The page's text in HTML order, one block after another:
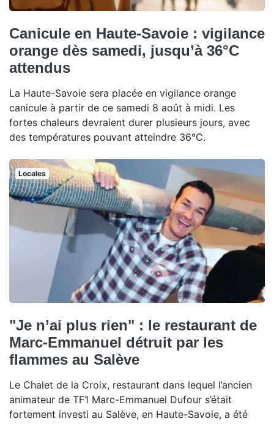
Canicule en Haute-Savoie : vigilance
orange dès samedi, jusqu’à 36°C
attendus
La Haute-Savoie sera placée en vigilance orange
canicule à partir de ce samedi 8 août à midi. Les
fortes chaleurs devraient durer plusieurs jours, avec
des températures pouvant atteindre 36°C.
Locales
"Je n’ai plus rien" : le restaurant de
Marc-Emmanuel détruit par les
flammes au Salève
Le Chalet de la Croix, restaurant dans lequel l’ancien
animateur de TF1 Marc-Emmanuel Dufour s’était
fortement investi au Salève, en Haute-Savoie, a été